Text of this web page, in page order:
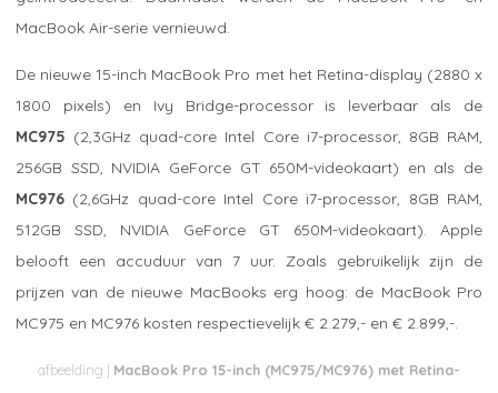
MacBook Air-serie vernieuwd.
De nieuwe 15-inch MacBook Pro met het Retina-display (2880 x
1800 pixels) en Ivy Bridge-processor is leverbaar als de
MC975 (2,3GHz quad-core Intel Core i7-processor, 8GB RAM,
256GB SSD, NVIDIA GeForce GT 650M-videokaart) en als de
MC976 (2,6GHz quad-core Intel Core i7-processor, 8GB RAM,
512GB SSD, NVIDIA GeForce GT 650M-videokaart). Apple
belooft een accuduur van 7 uur. Zoals gebruikelijk zijn de
prijzen van de nieuwe MacBooks erg hoog: de MacBook Pro
MC975 en MC976 kosten respectievelijk € 2.279,- en € 2.899,-.
MacBook Pro 15-inch (MC975/MC976) met Retina-